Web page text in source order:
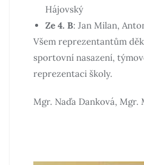
Hájovský
Ze 4. B: Jan Milan,
Všem reprezentantům
sportovní nasazení,
Mgr. Naďa Danková,